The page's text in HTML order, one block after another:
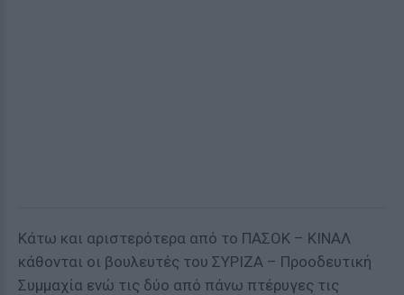
Κάτω και αριστερότερα από το ΠΑΣΟΚ – ΚΙΝΑΛ
κάθονται οι βουλευτές του ΣΥΡΙΖΑ – Προοδευτική
Συμμαχία ενώ τις δύο από πάνω πτέρυγες τις